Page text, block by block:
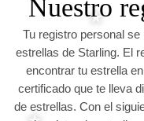
Nuestro
Tu registro personal
estrellas de Starling. El
encontrar tu estrella
certificado que te lleva
de estrellas. Con el